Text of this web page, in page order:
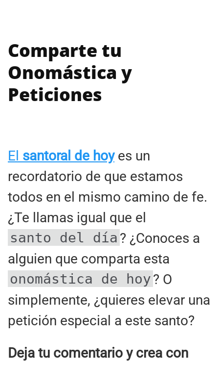
Comparte tu
Onomástica y
Peticiones
El santoral de hoyes un
recordatorio de que estamos
todos en el mismo camino de fe.
¿Te llamas igual que el
santo del día ? ¿Conoces a
alguien que comparta esta
onomástica de hoy? O
simplemente, ¿quieres elevar una
petición especial a este santo?
Deja tu comentario y crea con